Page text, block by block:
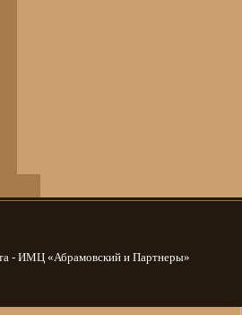
- ИМЦ «Абрамовский и Партнеры»